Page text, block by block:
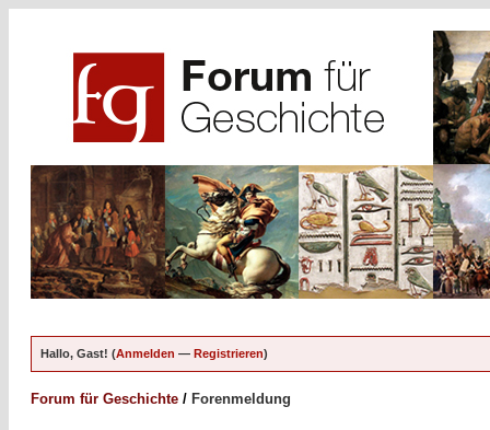
Hallo, Gast! (Anmelden — Registrieren)
Forum für Geschichte / Forenmeldung